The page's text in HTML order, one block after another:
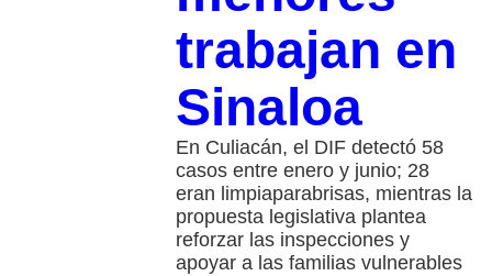
trabajan en
Sinaloa
En Culiacán, el DIF detectó 58
casos entre enero y junio; 28
eran limpiaparabrisas, mientras la
propuesta legislativa plantea
reforzar las inspecciones y
apoyar a las familias vulnerables